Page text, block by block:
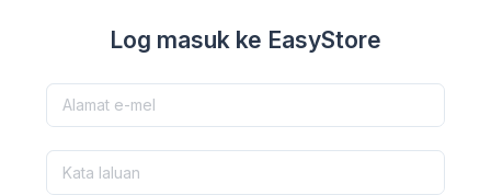
Log masuk ke EasyStore